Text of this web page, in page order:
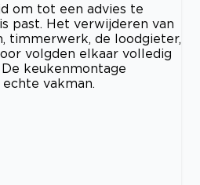
om tot een advies te
past. Het verwijderen van
timmerwerk, de loodgieter,
volgden elkaar volledig
keukenmontage
vakman.